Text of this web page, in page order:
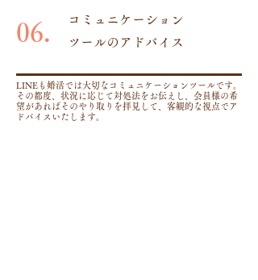
06.
コミュニケーション
ツールの​アドバイス
LINEも婚活では大切なコミュニケーションツールです。
その都度、状況に応じて対処法をお伝えし、会員様の希
望があればそのやり取りを拝見して、客観的な視点でア
ドバイスいたします。